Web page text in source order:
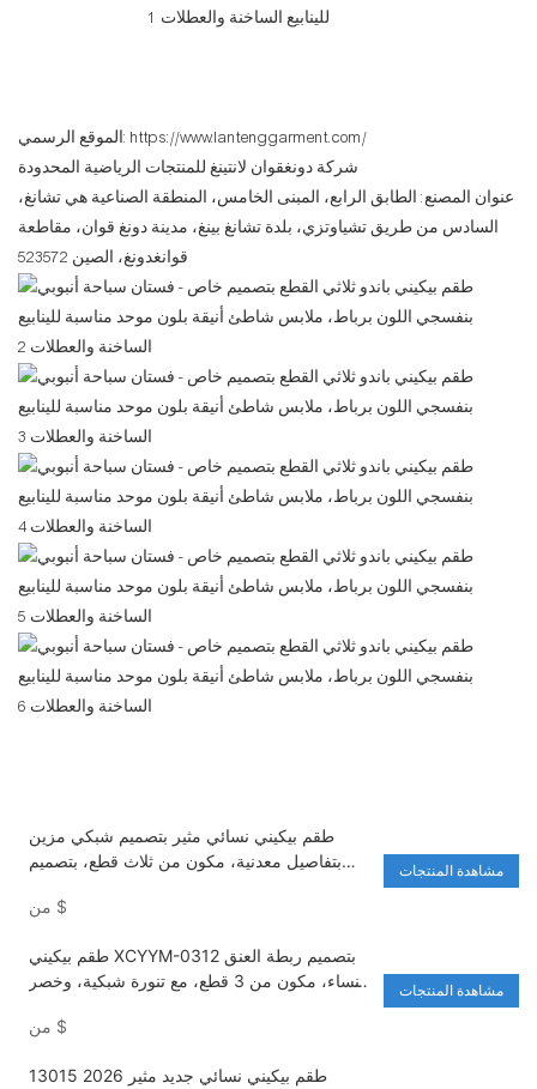
الموقع الرسمي: https://www.lantenggarment.com/
شركة دونغقوان لانتينغ للمنتجات الرياضية المحدودة
عنوان المصنع: الطابق الرابع، المبنى الخامس، المنطقة الصناعية هي تشانغ،
السادس من طريق تشياوتزي، بلدة تشانغ بينغ، مدينة دونغ قوان، مقاطعة
قوانغدونغ، الصين 523572
طقم بيكيني نسائي مثير بتصميم شبكي مزين
بتفاصيل معدنية، مكون من ثلاث قطع، بتصميم
XCWL-1313
$
مشاهدة المنتجات
طقم بيكيني XCYYM-0312 بتصميم ربطة العنق
للنساء، مكون من 3 قطع، مع تنورة شبكية، وخصر
$
مشاهدة المنتجات
13015 2026 طقم بيكيني نسائي جديد مثير